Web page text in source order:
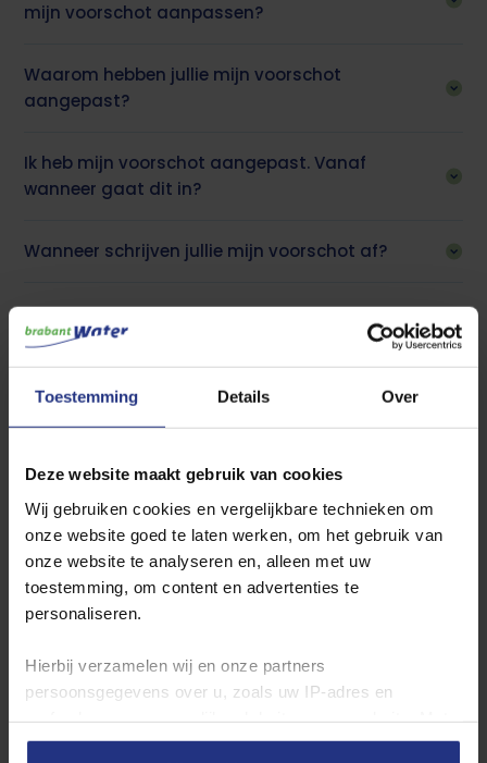
Toestemming Details Over
Deze website maakt gebruik van cookies
Wij gebruiken cookies en vergelijkbare technieken om
onze website goed te laten werken, om het gebruik van
onze website te analyseren en, alleen met uw
toestemming, om content en advertenties te
personaliseren.
Hierbij verzamelen wij en onze partners
persoonsgegevens over u, zoals uw IP‑adres en
deze gegevens kunnen wij een profiel van u opbouwen
mijn voorschot aanpassen?
Waarom hebben jullie mijn voorschot
aangepast?
Ik heb mijn voorschot aangepast. Vanaf
wanneer gaat dit in?
Wanneer schrijven jullie mijn voorschot af?
verlagen? Ontdek hoe u
eenvoudig water kunt
besparen.
Met eenvoudige aanpassingen, zoals korter
douchen of het gebruik van waterbesparende
apparaten, kunt u een groot verschil maken.
Zo bespaart u water